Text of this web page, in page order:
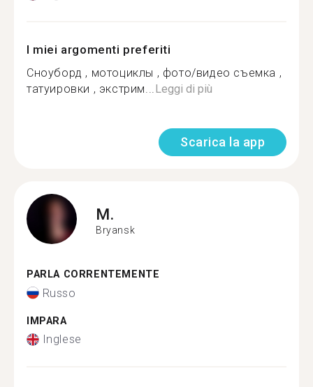
I miei argomenti preferiti
Сноуборд , мотоциклы , фото/видео съемка ,
татуировки , экстрим...Leggi di più
Scarica la app
M.
Bryansk
PARLA CORRENTEMENTE
Russo
IMPARA
Inglese